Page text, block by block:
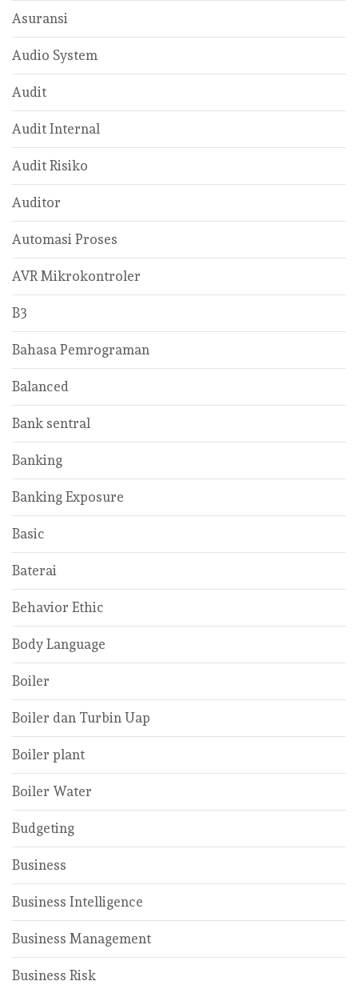
Asuransi
Audio System
Audit
Audit Internal
Audit Risiko
Auditor
Automasi Proses
AVR Mikrokontroler
B3
Bahasa Pemrograman
Balanced
Bank sentral
Banking
Banking Exposure
Basic
Baterai
Behavior Ethic
Body Language
Boiler
Boiler dan Turbin Uap
Boiler plant
Boiler Water
Budgeting
Business
Business Intelligence
Business Management
Business Risk